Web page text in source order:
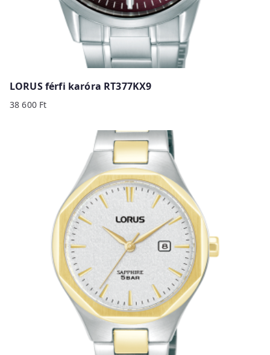
LORUS férfi karóra RT377KX9
38 600 Ft